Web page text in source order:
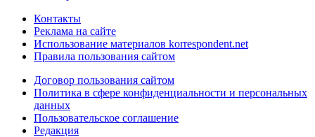
Контакты
Реклама на сайте
Использование материалов korrespondent.net
Правила пользования сайтом
Договор пользования сайтом
Политика в сфере конфиденциальности и персональных
данных
Пользовательское соглашение
Редакция